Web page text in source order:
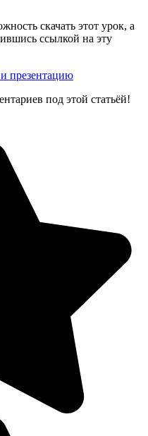
скачать этот урок, а
ссылкой на эту
презентацию
под этой статьёй!